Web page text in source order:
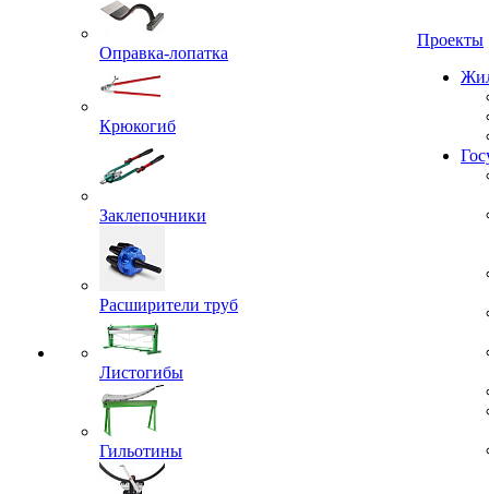
Оправка-лопатка
Крюкогиб
Заклепочники
Расширители труб
Листогибы
Гильотины
Проекты